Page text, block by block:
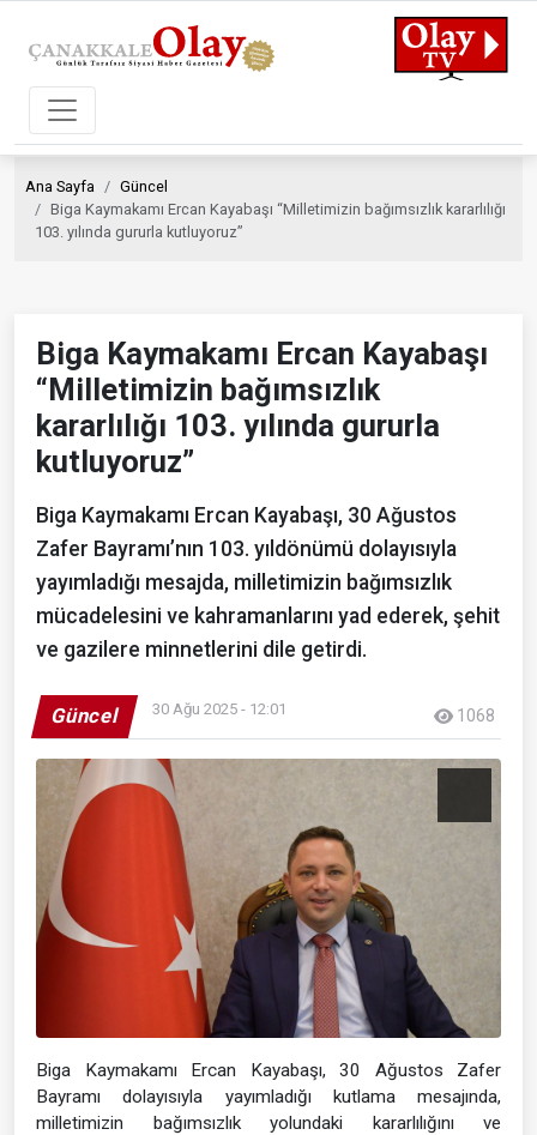
Ana Sayfa
Güncel
Biga Kaymakamı Ercan Kayabaşı “Milletimizin bağımsızlık kararlılığı
103. yılında gururla kutluyoruz”
Biga Kaymakamı Ercan Kayabaşı
“Milletimizin bağımsızlık
kararlılığı 103. yılında gururla
kutluyoruz”
Biga Kaymakamı Ercan Kayabaşı, 30 Ağustos
Zafer Bayramı’nın 103. yıldönümü dolayısıyla
yayımladığı mesajda, milletimizin bağımsızlık
mücadelesini ve kahramanlarını yad ederek, şehit
ve gazilere minnetlerini dile getirdi.
Güncel 30 Ağu 2025 - 12:01 1068
Biga Kaymakamı Ercan Kayabaşı, 30 Ağustos Zafer
Bayramı dolayısıyla yayımladığı kutlama mesajında,
milletimizin bağımsızlık yolundaki kararlılığını ve